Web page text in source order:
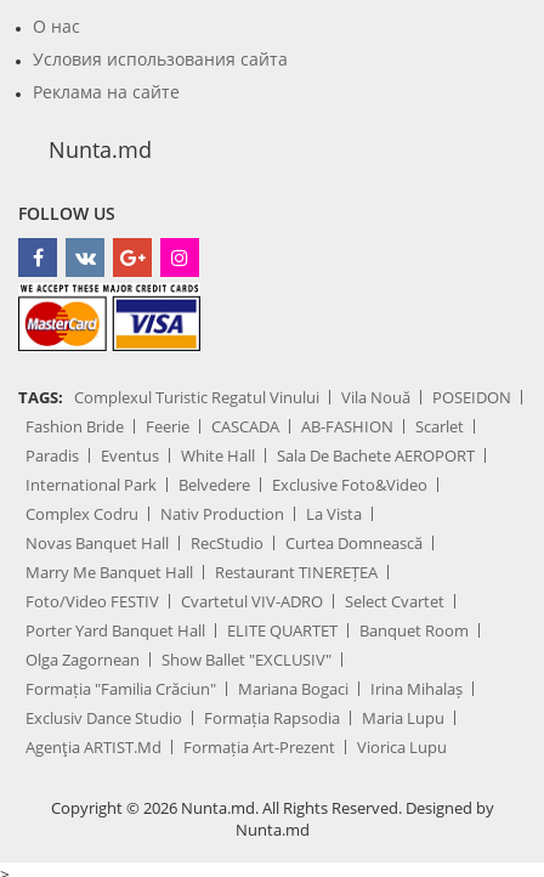
О нас
Условия использования сайта
Реклама на сайте
Nunta.md
FOLLOW US
TAGS: Complexul Turistic Regatul Vinului Vila Nouă
POSEIDON
Fashion Bride
Feerie CASCADA AB-FASHION
Scarlet
Paradis
Eventus White Hall
Sala De Bachete AEROPORT
International Park
Belvedere
Exclusive Foto&Video
Complex Codru
Nativ Production
La Vista
Novas Banquet Hall
RecStudio
Curtea Domnească
Marry Me Banquet Hall
Restaurant TINEREȚEA
Foto/Video FESTIV
Cvartetul VIV-ADRO
Select Cvartet
Porter Yard Banquet Hall
ELITE QUARTET
Banquet Room
Olga Zagornean
Show Ballet "EXCLUSIV"
Formația "Familia Crăciun"
Mariana Bogaci
Irina Mihalaș
Exclusiv Dance Studio
Formația Rapsodia
Maria Lupu
Agenţia ARTIST.md
Formația Art-Prezent Viorica Lupu
Copyright © 2026 Nunta.md. All Rights Reserved. Designed by
Nunta.md